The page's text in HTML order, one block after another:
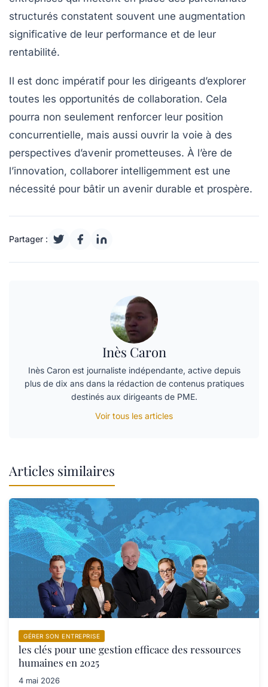
structurés constatent souvent une augmentation
significative de leur performance et de leur
rentabilité.
Il est donc impératif pour les dirigeants d’explorer
toutes les opportunités de collaboration. Cela
pourra non seulement renforcer leur position
concurrentielle, mais aussi ouvrir la voie à des
perspectives d’avenir prometteuses. À l’ère de
l’innovation, collaborer intelligemment est une
nécessité pour bâtir un avenir durable et prospère.
Partager :
Inès Caron
Inès Caron est journaliste indépendante, active depuis
plus de dix ans dans la rédaction de contenus pratiques
destinés aux dirigeants de PME.
Voir tous les articles
Articles similaires
GÉRER SON ENTREPRISE
les clés pour une gestion efficace des ressources
humaines en 2025
4 mai 2026